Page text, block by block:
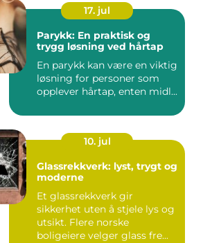
17. jul
Parykk: En praktisk og
trygg løsning ved hårtap
En parykk kan være en viktig
løsning for personer som
opplever hårtap, enten midl...
10. jul
Glassrekkverk: lyst, trygt og
moderne
Et glassrekkverk gir
sikkerhet uten å stjele lys og
utsikt. Flere norske
boligeiere velger glass fre...